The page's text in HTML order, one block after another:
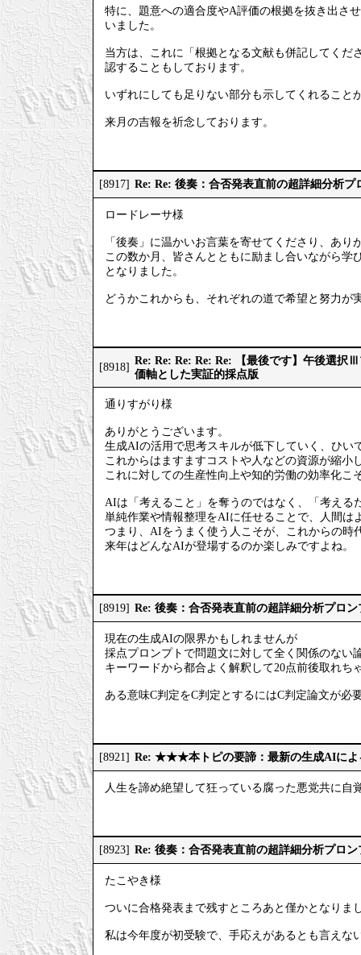
特に、題意への適合度やA評価の根拠を抜き出さ
いました。
当方は、これに「根拠となる文献も併記してく
認することもしております。
いずれにしても足りない部分も示してくれるこ
来月の吉報を祈念しております。
[8917] Re: Re: 後奏：合否発表直前の超詳細分析
ロードレーサ様
「後奏」に温かいお言葉を寄せてくださり、あり
この数か月、皆さんとともに励まし合いながら
となりました。
どうかこれからも、それぞれの道で希望と努力が
[8918]
Re: Re: Re: Re: Re: 【最後です】午後選択
価軸とした実証的採点版
通りすがり様
ありがとうございます。
生成AIの活用で思考スキルが低下していく、ひい
これからはますますコストや人などの資源が縮小
これに対しての生産性向上や知的労働の効率化こ
AIは「考えること」を奪うのではなく、「考える
単純作業や情報整理をAIに任せることで、人間は
つまり、AIをうまく使う人こそが、これからの時
来年はどんなAIが登場するのか楽しみですよね。
[8919] Re: 後奏：合否発表直前の超詳細分析プロ
現在の生成AIの限界かもしれませんが
採点プロンプトで問題文に対して全く関係のない
キーワードから都合よく解釈して20点前後取れち
ある意味C判定をC判定とするにはC判定論文が必
[8921] Re: ★★★本トピの要諦：最新の生成AIによ
人生を諦め絶望して狂っている腐った悪党共に自
[8923] Re: 後奏：合否発表直前の超詳細分析プロ
たこやき様
ついに合格発表まで残すところあと僅かとなりま
私は今年度が初受験で、手応えがあるとも言えな